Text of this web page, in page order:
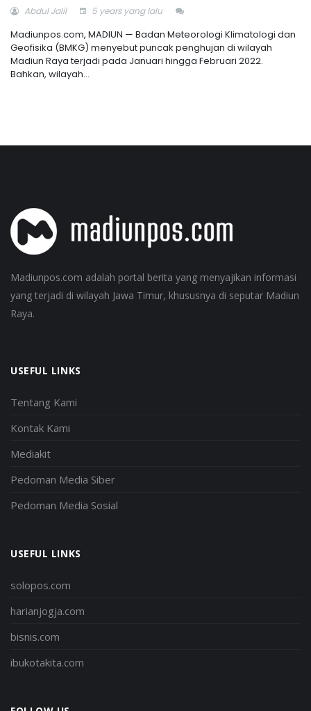
Abdul Jalil 5 years yang lalu
Madiunpos.com, MADIUN — Badan Meteorologi Klimatologi dan
Geofisika (BMKG) menyebut puncak penghujan di wilayah
Madiun Raya terjadi pada Januari hingga Februari 2022.
Bahkan, wilayah...
Madiunpos.com adalah portal berita yang menyajikan informasi
yang terjadi di wilayah Jawa Timur, khususnya di seputar Madiun
Raya.
USEFUL LINKS
Tentang Kami
Kontak Kami
Mediakit
Pedoman Media Siber
Pedoman Media Sosial
USEFUL LINKS
solopos.com
harianjogja.com
bisnis.com
ibukotakita.com